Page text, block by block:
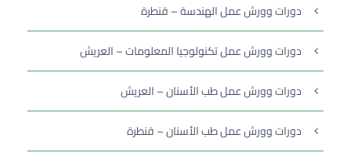
دورات وورش عمل الهندسة – قنطرة
دورات وورش عمل تكنولوجيا المعلومات – العريش
دورات وورش عمل طب الأسنان – العريش
دورات وورش عمل طب الأسنان – قنطرة